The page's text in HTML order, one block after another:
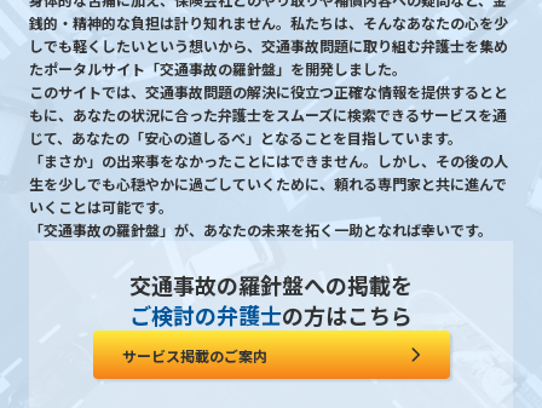
銭的・精神的な負担は計り知れません。私たちは、そんなあなたの心を少
しでも軽くしたいという想いから、交通事故問題に取り組む弁護士を集め
たポータルサイト「交通事故の羅針盤」を開発しました。
このサイトでは、交通事故問題の解決に役立つ正確な情報を提供するとと
もに、あなたの状況に合った弁護士をスムーズに検索できるサービスを通
じて、あなたの「安心の道しるべ」となることを目指しています。
「まさか」の出来事をなかったことにはできません。しかし、その後の人
生を少しでも心穏やかに過ごしていくために、頼れる専門家と共に進んで
いくことは可能です。
「交通事故の羅針盤」が、あなたの未来を拓く一助となれば幸いです。
交通事故の羅針盤への掲載を
ご検討の弁護士の方はこちら
サービス掲載のご案内